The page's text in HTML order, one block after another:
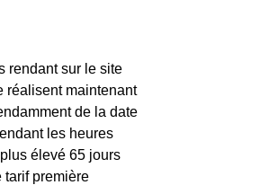
rendant sur le site
réalisent maintenant
de la date
les heures
élevé 65 jours
tarif première